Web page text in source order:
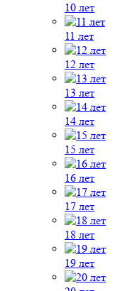
10 лет
11 лет
12 лет
13 лет
14 лет
15 лет
16 лет
17 лет
18 лет
19 лет